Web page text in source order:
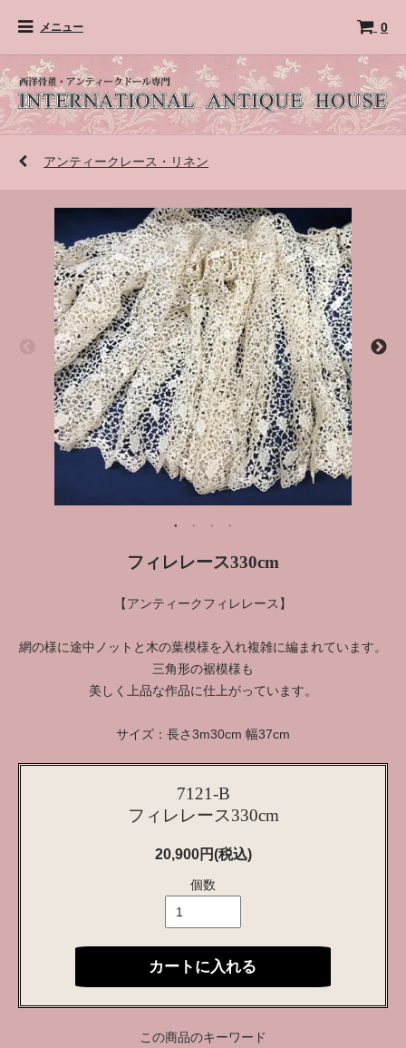
メニュー 0
アンティークレース・リネン
フィレレース330cm
【アンティークフィレレース】
網の様に途中ノットと木の葉模様を入れ複雑に編まれています。
三角形の裾模様も
美しく上品な作品に仕上がっています。
サイズ：長さ3m30cm 幅37cm
7121-B
フィレレース330cm
20,900円(税込)
個数
カートに入れる
この商品のキーワード